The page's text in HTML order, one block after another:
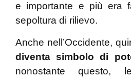
e importante e più era
sepoltura di rilievo.
Anche nell’Occidente,
diventa simbolo di
nonostante questo,